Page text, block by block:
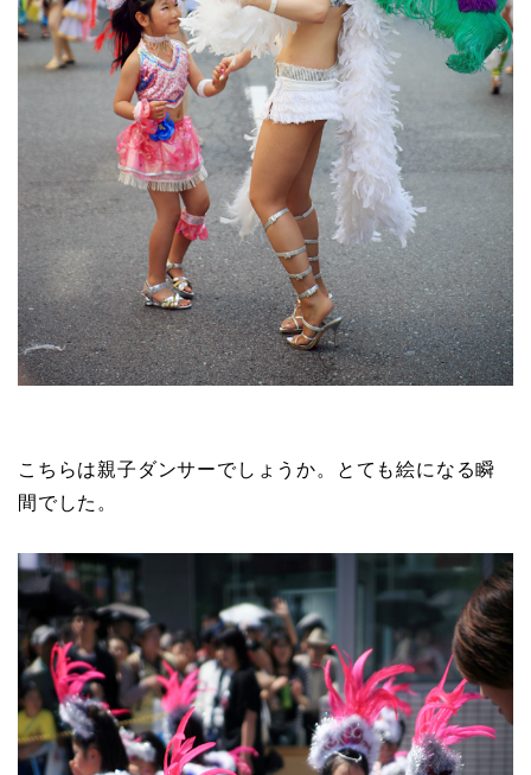
こちらは親子ダンサーでしょうか。とても絵になる瞬
間でした。